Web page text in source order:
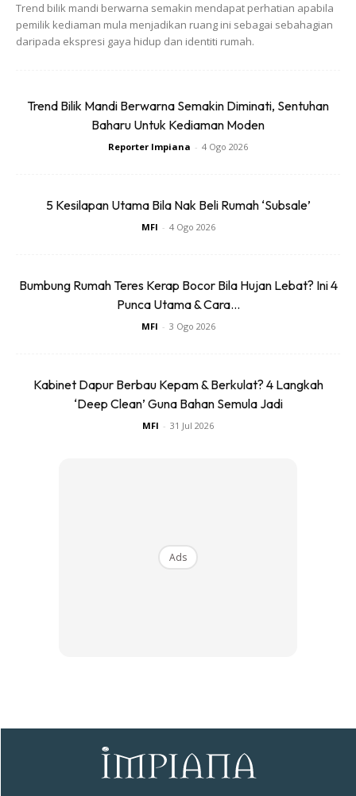
teknologi Dolby ATMOS yang dijamin akan memberikan
pengalaman menonton yang lebih puas dan luar biasa!
Panasonic 4K HDR Smart TV.
Trend bilik mandi berwarna semakin mendapat perhatian apabila
pemilik kediaman mula menjadikan ruang ini sebagai sebahagian
daripada ekspresi gaya hidup dan identiti rumah.
Trend Bilik Mandi Berwarna Semakin Diminati, Sentuhan
Baharu Untuk Kediaman Moden
Reporter Impiana - 4 Ogo 2026
5 Kesilapan Utama Bila Nak Beli Rumah ‘Subsale’
MFI - 4 Ogo 2026
Bumbung Rumah Teres Kerap Bocor Bila Hujan Lebat? Ini 4
Punca Utama & Cara...
MFI - 3 Ogo 2026
Kabinet Dapur Berbau Kepam & Berkulat? 4 Langkah
‘Deep Clean’ Guna Bahan Semula Jadi
MFI - 31 Jul 2026
Ads